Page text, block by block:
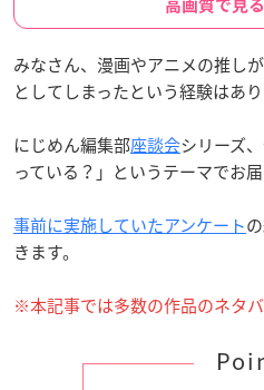
高画質で見
みなさん、漫画やアニメの推し
としてしまったという経験はあ
にじめん編集部座談会シリーズ
っている？」というテーマでお届
事前に実施していたアンケート
きます。
※本記事では多数の作品のネタバ